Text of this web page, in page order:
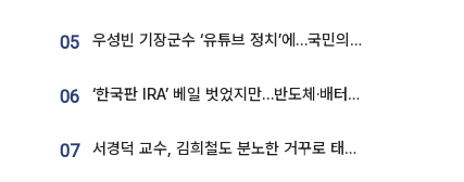
05 우성빈 기장군수 ‘유튜브 정치’에…국민의힘 군의원들 집단 반발
06 ‘한국판 IRA’ 베일 벗었지만…반도체·배터리 업계 “시행령이 관건”
07 서경덕 교수, 김희철도 분노한 거꾸로 태극기⋯"엉터리는 아냐, 아쉬울 뿐"